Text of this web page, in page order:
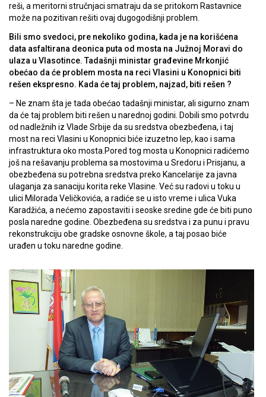
reši, a meritorni stručnjaci smatraju da se pritokom Rastavnice
može na pozitivan rešiti ovaj dugogodišnji problem.
Bili smo svedoci, pre nekoliko godina, kada je na korišćena
data asfaltirana deonica puta od mosta na Južnoj Moravi do
ulaza u Vlasotince. Tadašnji ministar građevine Mrkonjić
obećao da će problem mosta na reci Vlasini u Konopnici biti
rešen ekspresno. Kada će taj problem, najzad, biti rešen ?
– Ne znam šta je tada obećao tadašnji ministar, ali sigurno znam
da će taj problem biti rešen u narednoj godini. Dobili smo potvrdu
od nadležnih iz Vlade Srbije da su sredstva obezbeđena, i taj
most na reci Vlasini u Konopnici biće izuzetno lep, kao i sama
infrastruktura oko mosta.Pored tog mosta u Konopnici radićemo
još na rešavanju problema sa mostovima u Sredoru i Prisjanu, a
obezbeđena su potrebna sredstva preko Kancelarije za javna
ulaganja za sanaciju korita reke Vlasine. Već su radovi u toku u
ulici Milorada Veličkovića, a radiće se u isto vreme i ulica Vuka
Karadžića, a nećemo zapostaviti i seoske sredine gde će biti puno
posla naredne godine. Obezbeđena su sredstva i za punu i pravu
rekonstrukciju obe gradske osnovne škole, a taj posao biće
urađen u toku naredne godine.